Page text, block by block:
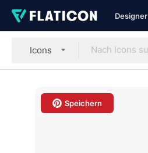
Designer
Icons
Speichern